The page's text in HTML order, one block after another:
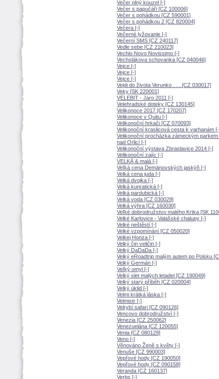
Večer plný kouzel [-]
Večer s papučáři [CZ 100006]
Večer s pohádkou [CZ 590001]
Večer s pohádkou 2 [CZ 820004]
Večera [-]
Večerné lyžovanie [-]
Večerní SMS [CZ 240117]
Vedle sebe [CZ 210023]
Vechio Novo Novissimo [-]
Vechslákova schovanka [CZ 040046]
Vejce [-]
Vejce [-]
Vejce [-]
Vejdi do života Verunko . . . [CZ 030017]
Veky [SK 220001]
VELEBIT - Jaro 2011 [-]
Velehradské doteky [CZ 130145]
Velikonoce 2017 [CZ 170207]
Velikonoce v Quitu [-]
Velikonoční hrkači [CZ 070093]
Velikonoční kraslicová cesta k varhanám
Velikonoční procházka zámeckým
nad Orlicí [-]
Velikonoční výstava Zbraslavice 2014 [-]
Velikonoční zajíc [-]
VELKÁ & malá [-]
Veľká cena Demänovských jaskýň [-]
Velká cena juda [-]
Velká dvojka [-]
Velká kunratická [-]
Velká pardubická [-]
Velká voda [CZ 030029]
Velká výhra [CZ 160030]
Veľké dobrodružstvo malého Krtka [SK
Velké Karlovice - Valašské chalupy [-]
Velké neštěstí [-]
Velké vzpomínání [CZ 050020]
Velkej Honza [-]
Velký čin veličin [-]
Velký DaDaDa [-]
Velký eRoadtrip malým autem po Polsku
Velký Germán [-]
Veľký omyl [-]
Velký slet malých letadel [CZ 190049]
Velký starý příběh [CZ 020004]
Velký úklid [-]
Velmi krátká láska [-]
Velmistr [-]
Velrybí safari [CZ 090126]
Vencovo dobrodružství [-]
Venezia [CZ 250062]
Venezuelána [CZ 120055]
Venia [CZ 080129]
Veno [-]
Věnováno Ženě s květy [-]
Venuše [CZ 990003]
Vepřové hody [CZ 190050]
Vepřové hody [CZ 090158]
Veranda [CZ 160137]
Verbs [-]